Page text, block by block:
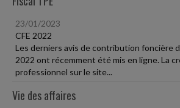
23/01/2023
CFE 2022
Les derniers avis de contribution foncière
2022 ont récemment été mis en ligne. La
professionnel sur le site...
Vie des affaires